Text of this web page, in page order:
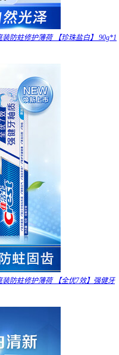
防蛀修护薄荷 【珍珠盐白】 90g*1
防蛀修护薄荷 【全优7效】强健牙